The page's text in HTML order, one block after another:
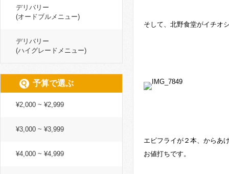
そして、北野食堂がイチオ
エビフライが２本、からあ
お値打ちです。
デリバリー
(オードブルメニュー)
デリバリー
(ハイグレードメニュー)
予算で選ぶ
¥2,000 ~ ¥2,999
¥3,000 ~ ¥3,999
¥4,000 ~ ¥4,999